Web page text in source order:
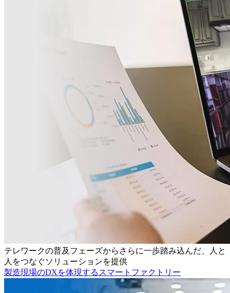
テレワークの普及フェーズからさらに一歩踏み込んだ、人と
人をつなぐソリューションを提供
製造現場のDXを体現するスマートファクトリー